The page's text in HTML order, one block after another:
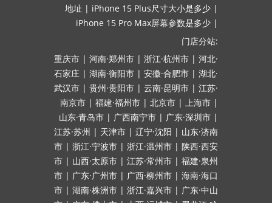
地址 | iPhone 15 Plus尺寸大小是多少 |
iPhone 15 Pro Max屏幕参数是多少 |
门店分站:
重庆市 | 河南·郑州市 | 浙江·杭州市 | 河北·
石家庄 | 湖南·衡阳市 | 安徽·合肥市 | 湖北·
武汉市 | 贵州·贵阳市 | 云南·昆明市 | 江苏·
南京市 | 福建·福州市 | 北京市 | 上海市 |
山东·青岛市 | 广西南宁市 | 广东·深圳市 |
江苏·苏州 | 天津市 | 辽宁·沈阳 | 山东·济南
市 | 浙江·宁波市 | 浙江·温州市 | 陕西·西安
市 | 山西·太原市 | 江苏·常州市 | 福建·泉州
市 | 广东·广州市 | 广西·柳州市 | 海南·海口
市 | 湖南·株洲市 | 浙江·嘉兴市 | 广东·中山